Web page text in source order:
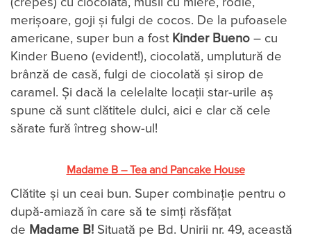
merișoare, goji și fulgi de cocos. De la pufoasele
americane, super bun a fost Kinder Bueno – cu
Kinder Bueno (evident!), ciocolată, umplutură de
brânză de casă, fulgi de ciocolată și sirop de
caramel. Și dacă la celelalte locații star-urile aș
spune că sunt clătitele dulci, aici e clar că cele
sărate fură întreg show-ul!
Madame B – Tea and Pancake House
Clătite și un ceai bun. Super combinație pentru o
după-amiază în care să te simți răsfățat
de Madame B! Situată pe Bd. Unirii nr. 49, această